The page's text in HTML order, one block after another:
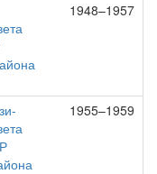
1948–1957
1955–1959